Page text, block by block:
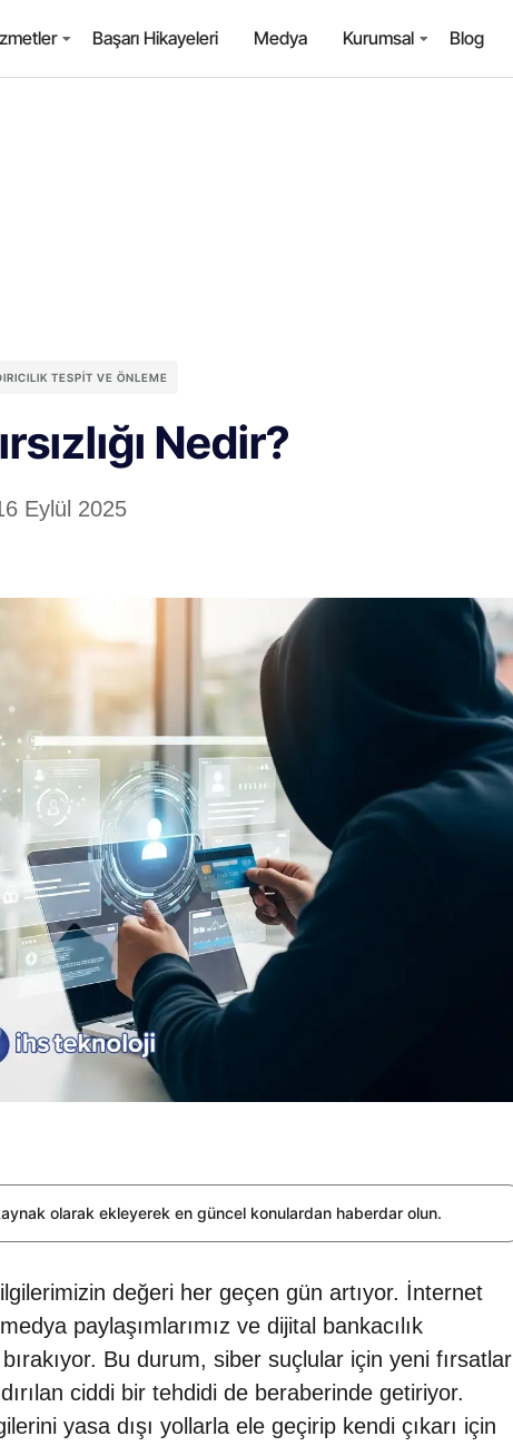
Başarı Hikayeleri Medya Kurumsal Blog
TESPIT VE ÖNLEME
Nedir?
Eylül 2025
olarak ekleyerek en güncel konulardan haberdar olun.
değeri her geçen gün artıyor. İnternet
paylaşımlarımız ve dijital bankacılık
Bu durum, siber suçlular için yeni fırsatlar
ciddi bir tehdidi de beraberinde getiriyor.
yasa dışı yollarla ele geçirip kendi çıkarı için